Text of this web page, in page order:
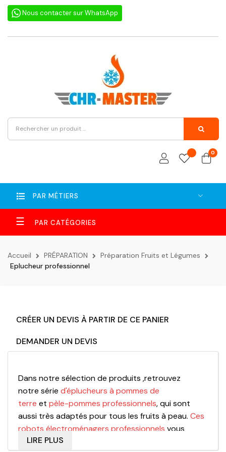
Nous contacter sur WhatsApp
0
PAR MÉTIERS
Basculer
la
navigation
☰
Accueil PRÉPARATION
Préparation Fruits et Légumes
Eplucheur professionnel
CRÉER UN DEVIS À PARTIR DE CE PANIER
DEMANDER UN DEVIS
Dans notre sélection de produits ,retrouvez
notre série d'éplucheurs à pommes de
terre et pèle-pommes professionnels, qui sont
aussi très adaptés pour tous les fruits à peau. Ces
robots électroménagers professionnels vous
permettront de réaliser un gain de
LIRE PLUS